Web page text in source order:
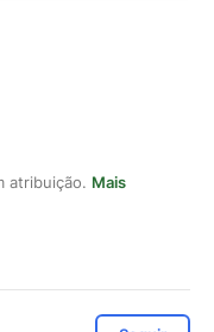
atribuição. Mais